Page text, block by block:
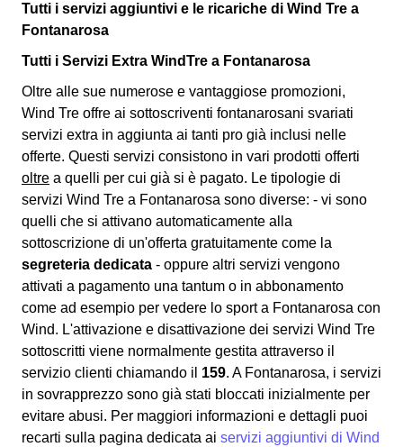
Tutti i servizi aggiuntivi e le ricariche di Wind Tre a
Fontanarosa
Tutti i Servizi Extra WindTre a Fontanarosa
Oltre alle sue numerose e vantaggiose promozioni,
Wind Tre offre ai sottoscriventi fontanarosani svariati
servizi extra in aggiunta ai tanti pro già inclusi nelle
offerte. Questi servizi consistono in vari prodotti offerti
oltre a quelli per cui già si è pagato. Le tipologie di
servizi Wind Tre a Fontanarosa sono diverse: - vi sono
quelli che si attivano automaticamente alla
sottoscrizione di un'offerta gratuitamente come la
segreteria dedicata - oppure altri servizi vengono
attivati a pagamento una tantum o in abbonamento
come ad esempio per vedere lo sport a Fontanarosa con
Wind. L'attivazione e disattivazione dei servizi Wind Tre
sottoscritti viene normalmente gestita attraverso il
servizio clienti chiamando il 159. A Fontanarosa, i servizi
in sovrapprezzo sono già stati bloccati inizialmente per
evitare abusi. Per maggiori informazioni e dettagli puoi
recarti sulla pagina dedicata ai servizi aggiuntivi di Wind